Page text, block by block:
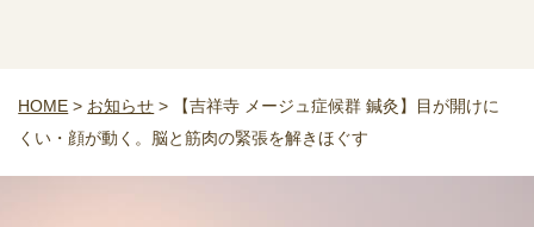
HOME > お知らせ >
【吉祥寺 メージュ症候群 鍼灸】目が開けに
くい・顔が動く。脳と筋肉の緊張を解きほぐす